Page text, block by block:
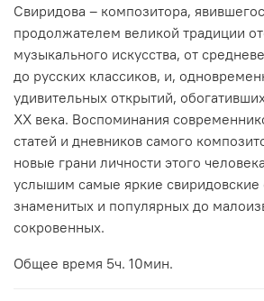
Свиридова – композитора,
продолжателем великой традиции
музыкального искусства, от
до русских классиков, и,
удивительных открытий,
ХХ века. Воспоминания
статей и дневников самого
новые грани личности этого
услышим самые яркие свиридовские
знаменитых и популярных до
сокровенных.
Общее время 5ч. 10мин.